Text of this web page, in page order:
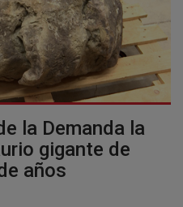
la Demanda la
gigante de
años